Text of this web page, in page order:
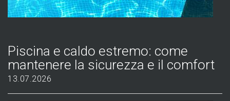
Piscina e caldo estremo: come
mantenere la sicurezza e il comfort
13.07.2026